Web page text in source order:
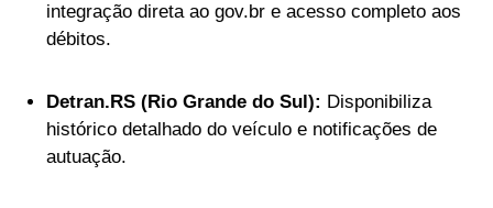
integração direta ao gov.br e acesso completo aos
débitos.
Detran.RS (Rio Grande do Sul): Disponibiliza
histórico detalhado do veículo e notificações de
autuação.